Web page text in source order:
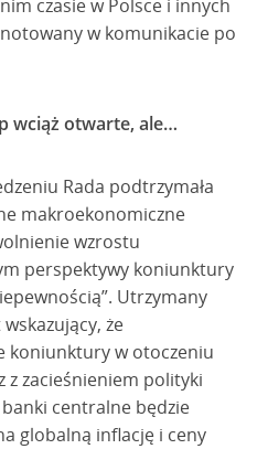
czasie w Polsce i innych
w komunikacie po
wciąż otwarte, ale…
Rada podtrzymała
makroekonomiczne
wzrostu
perspektywy koniunktury
Utrzymany
że
koniunktury w otoczeniu
z zacieśnieniem polityki
centralne będzie
globalną inflację i ceny